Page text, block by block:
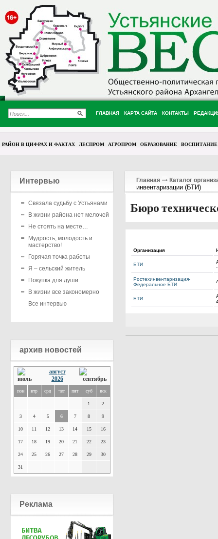
ГЛАВНАЯ КАРТА САЙТА КОНТАКТЫ
РАЙОН В ЦИФРАХ И ФАКТАХ ЛЕСПРОМ АГРОПРОМ ОБРАЗОВАНИЕ ВОСПИТАНИЕ
Интервью
Связала судьбу с Устьянами
В жизни района нет мелочей
Не стоять на месте…
Мудрость, молодость и
мастерство!
Горячая точка работы
Я – сельский житель
Покупка для души
В жизни все закономерно
Все интервью
архив новостей
август
2026
пон втр срд чет пят суб вск
1 2
3 4 5 6 7 8 9
10 11 12 13 14 15 16
17 18 19 20 21 22 23
24 25 26 27 28 29 30
31
Реклама
Главная Каталог
инвентаризации (БТИ)
Бюро
Организация
БТИ
Ростехинвентаризация-
Федеральное БТИ
БТИ